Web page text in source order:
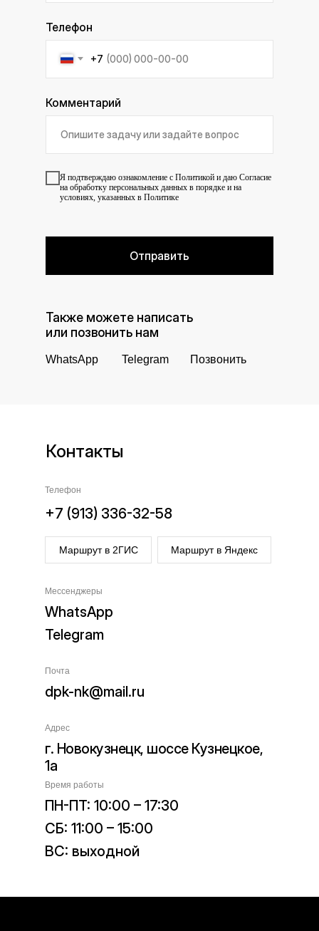
Телефон
+7
Комментарий
Я подтверждаю ознакомление с Политикой и даю Согласие
на обработку персональных данных в порядке и на
условиях, указанных в Политике
Отправить
Позвонить
Telegram
WhatsApp
Также можете написать
или позвонить нам
Контакты
Мессенджеры
WhatsApp
Telegram
Телефон
+7 (913) 336-32-58
Почта
dpk-nk@mail.ru
Время работы
ПН-ПТ: 10:00 – 17:30
СБ: 11:00 – 15:00
ВС: выходной
Адрес
г. Новокузнецк, шоссе Кузнецкое,
1а
Маршрут в 2ГИС Маршрут в Яндекс